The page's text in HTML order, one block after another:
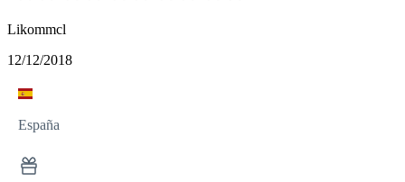
Likommcl
12/12/2018
España